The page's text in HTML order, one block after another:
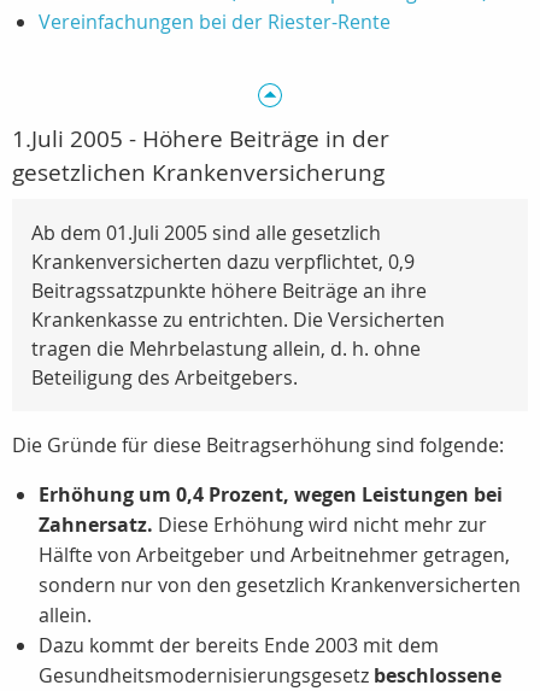
Vereinfachungen bei der Riester-Rente
1.Juli 2005 - Höhere Beiträge in der
gesetzlichen Krankenversicherung
Ab dem 01.Juli 2005 sind alle gesetzlich
Krankenversicherten dazu verpflichtet, 0,9
Beitragssatzpunkte höhere Beiträge an ihre
Krankenkasse zu entrichten. Die Versicherten
tragen die Mehrbelastung allein, d. h. ohne
Beteiligung des Arbeitgebers.
Die Gründe für diese Beitragserhöhung sind folgende:
Erhöhung um 0,4 Prozent, wegen Leistungen bei
Zahnersatz. Diese Erhöhung wird nicht mehr zur
Hälfte von Arbeitgeber und Arbeitnehmer getragen,
sondern nur von den gesetzlich Krankenversicherten
allein.
Dazu kommt der bereits Ende 2003 mit dem
Gesundheitsmodernisierungsgesetz beschlossene